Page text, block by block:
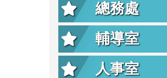
總務處
輔導室
人事室